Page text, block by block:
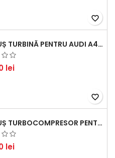
favorite_border
CARTUȘ TURBINĂ PENTRU AUDI A4, A6, SKODA SUPERB ȘI VW PASSAT, MOTOR DIESEL 1.9 TDI
lei
favorite_border
CARTUȘ TURBOCOMPRESOR PENTRU VW, AUDI, SEAT, SKODA - MOTOR DIESEL 2.0 TDI
lei